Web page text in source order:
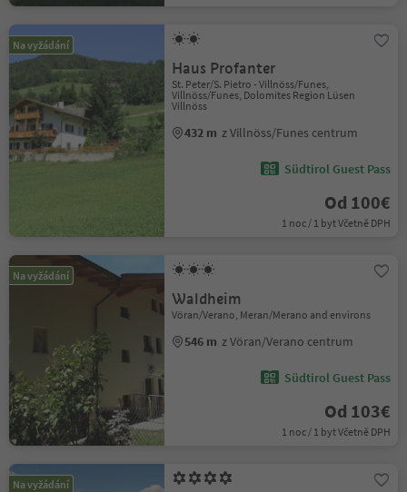
Na vyžádání
Haus Profanter
St. Peter/S. Pietro - Villnöss/Funes,
Villnöss/Funes, Dolomites Region Lüsen
Villnöss
432 m z Villnöss/Funes centrum
Südtirol Guest Pass
Od 100€
1 noc / 1 byt Včetně DPH
Na vyžádání
Waldheim
Vöran/Verano, Meran/Merano and environs
546 m z Vöran/Verano centrum
Südtirol Guest Pass
Od 103€
1 noc / 1 byt Včetně DPH
Na vyžádání